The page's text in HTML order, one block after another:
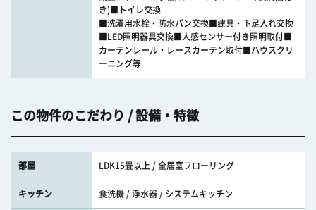
き)■トイレ交換
■洗濯用水栓・防水パン交換■建具・下足入れ交換
■LED照明器具交換■人感センサー付き照明取付■
カーテンレール・レースカーテン取付■ハウスクリ
ーニング等
この物件のこだわり / 設備・特徴
部屋 LDK15畳以上 / 全居室フローリング
キッチン 食洗機 / 浄水器 / システムキッチン